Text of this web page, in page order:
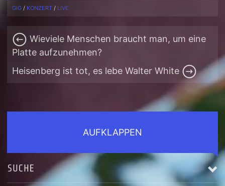
GIG / KONZERT / LIVE
Wieviele Menschen braucht man, um eine
Platte aufzunehmen?
Heisenberg ist tot, es lebe Walter White
AUFKLAPPEN
SUCHE